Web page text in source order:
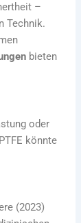
–
Technik.
bieten
oder
könnte
(2023)